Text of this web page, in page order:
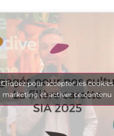
Cliquez pour accepter les cookies
marketing et activer ce contenu